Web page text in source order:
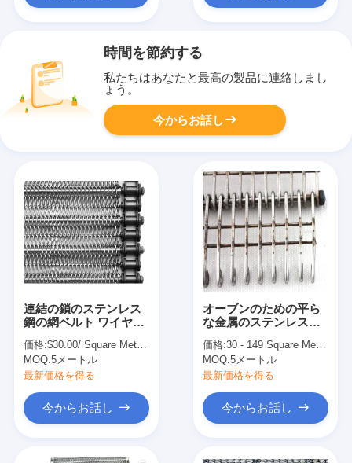
時間を節約する
私たちはあなたと最高の製品に連絡しまし
ょう。
今からお話し
連結の鎖のステンレス
鋼の網ベルト ワイヤー
価格:$30.00/ Square Meter 50 Square Meters(Min. Order)
MOQ:5メートル
最新価格を得る
今からお話し
オーブンのための平ら
な金属のステンレス鋼
ベルトの金網
価格:30 - 149 Square Meters $45.00， 150 - 499 Square Meters $43.00， >=500 Square Meters $42.00
MOQ:5メートル
最新価格を得る
今からお話し